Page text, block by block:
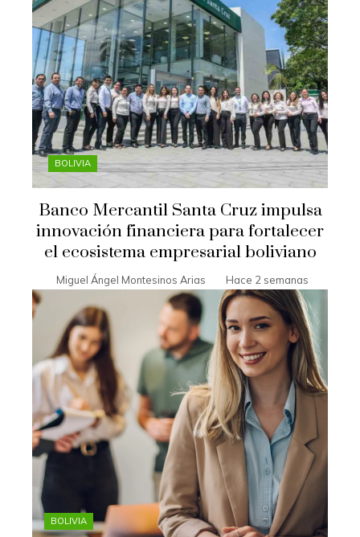
BOLIVIA
Banco Mercantil Santa Cruz impulsa
innovación financiera para fortalecer
el ecosistema empresarial boliviano
Miguel Ángel Montesinos Arias Hace 2 semanas
BOLIVIA